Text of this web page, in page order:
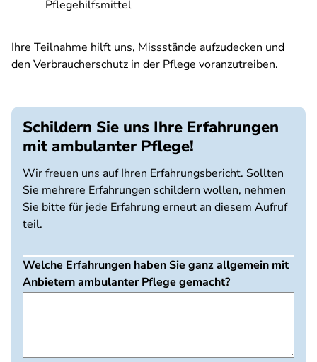
Pflegehilfsmittel
Ihre Teilnahme hilft uns, Missstände aufzudecken und
den Verbraucherschutz in der Pflege voranzutreiben.
Schildern Sie uns Ihre Erfahrungen
mit ambulanter Pflege!
Wir freuen uns auf Ihren Erfahrungsbericht. Sollten
Sie mehrere Erfahrungen schildern wollen, nehmen
Sie bitte für jede Erfahrung erneut an diesem Aufruf
teil.
Welche Erfahrungen haben Sie ganz allgemein mit
Anbietern ambulanter Pflege gemacht?